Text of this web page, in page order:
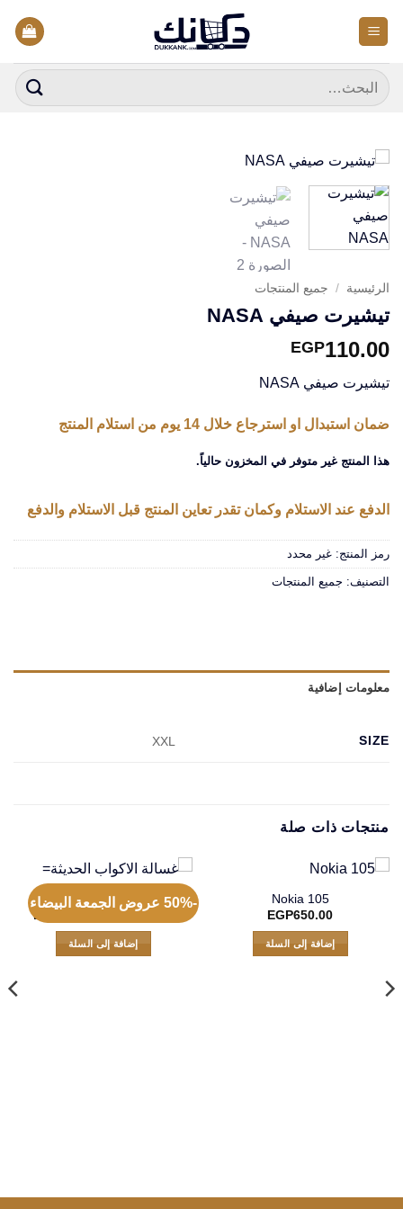
للمحتوى
البحث
عن:
الرئيسية / جميع المنتجات
تيشيرت صيفي NASA
EGP110.00
تيشيرت صيفي NASA
ضمان استبدال او استرجاع خلال 14 يوم من استلام المنتج
هذا المنتج غير متوفر في المخزون حالياً.
الدفع عند الاستلام وكمان تقدر تعاين المنتج قبل الاستلام والدفع
رمز المنتج: غير محدد
التصنيف: جميع المنتجات
معلومات إضافية
SIZE
XXL
منتجات ذات صلة
Nokia 105
EGP650.00
إضافة إلى السلة
-50% عروض الجمعة البيضاء
غسالة الاكواب الحديثة=
EGP
599.00
الأصلي
هو:
EGP599.00.
EGPالسعر
إضافة إلى السلة